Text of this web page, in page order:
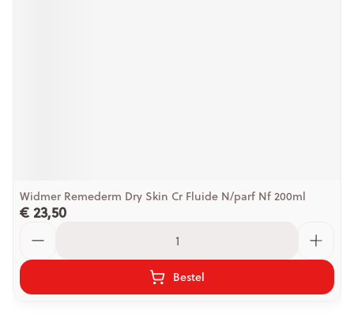
Widmer Remederm Dry Skin Cr Fluide N/parf Nf 200ml
€ 23,50
Bestel